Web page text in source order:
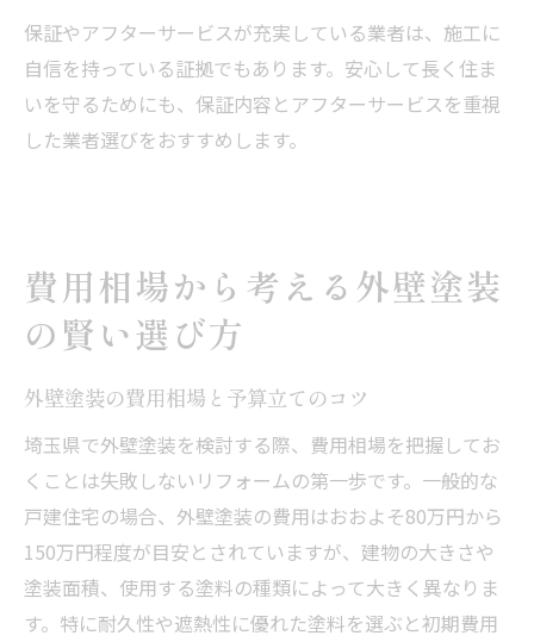
保証やアフターサービスが充実している業者は、施工に
自信を持っている証拠でもあります。安心して長く住ま
いを守るためにも、保証内容とアフターサービスを重視
した業者選びをおすすめします。
費用相場から考える外壁塗装
の賢い選び方
外壁塗装の費用相場と予算立てのコツ
埼玉県で外壁塗装を検討する際、費用相場を把握してお
くことは失敗しないリフォームの第一歩です。一般的な
戸建住宅の場合、外壁塗装の費用はおおよそ80万円から
150万円程度が目安とされていますが、建物の大きさや
塗装面積、使用する塗料の種類によって大きく異なりま
す。特に耐久性や遮熱性に優れた塗料を選ぶと初期費用